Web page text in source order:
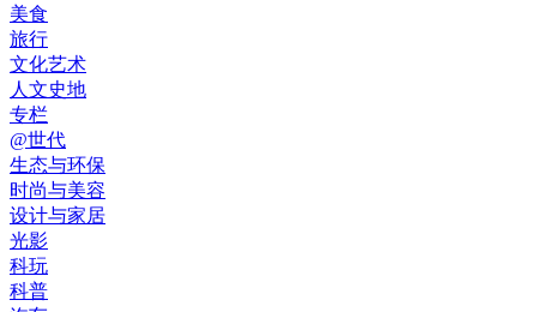
美食
旅行
文化艺术
人文史地
专栏
@世代
生态与环保
时尚与美容
设计与家居
光影
科玩
科普